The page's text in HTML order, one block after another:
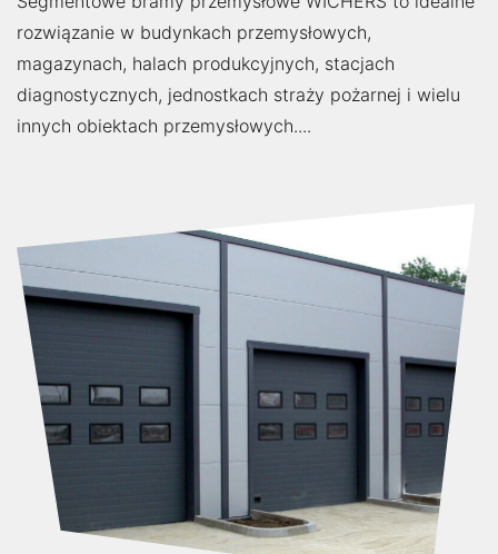
rozwiązanie w budynkach przemysłowych,
magazynach, halach produkcyjnych, stacjach
diagnostycznych, jednostkach straży pożarnej i wielu
innych obiektach przemysłowych....